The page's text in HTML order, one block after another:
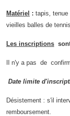
Matériel : tapis, tenue
vieilles balles de
Les inscriptions
Il n'y a pas de
Date limite
Désistement : s'il
remboursement.